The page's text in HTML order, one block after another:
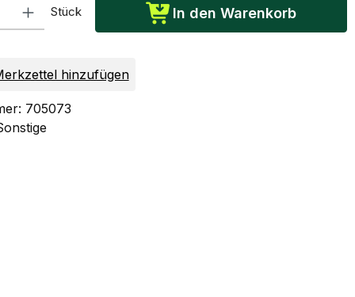
Stück In den Warenkorb
hinzufügen
705073